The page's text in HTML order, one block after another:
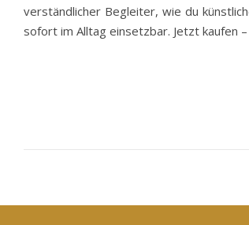
verständlicher Begleiter, wie du
sofort im Alltag einsetzbar. Jetzt kaufen